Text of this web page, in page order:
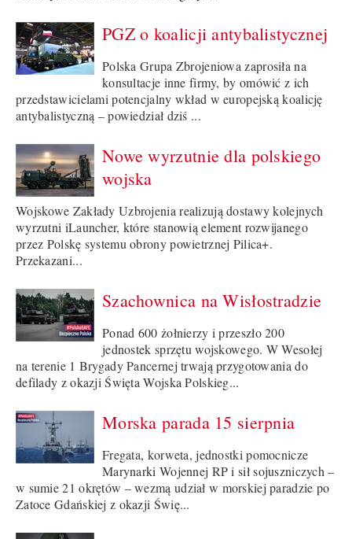
PGZ o koalicji antybalistycznej
Polska Grupa Zbrojeniowa zaprosiła na
konsultacje inne firmy, by omówić z ich
przedstawicielami potencjalny wkład w europejską koalicję
antybalistyczną – powiedział dziś ...
Nowe wyrzutnie dla polskiego
wojska
Wojskowe Zakłady Uzbrojenia realizują dostawy kolejnych
wyrzutni iLauncher, które stanowią element rozwijanego
przez Polskę systemu obrony powietrznej Pilica+.
Przekazani...
Szachownica na Wisłostradzie
Ponad 600 żołnierzy i przeszło 200
jednostek sprzętu wojskowego. W Wesołej
na terenie 1 Brygady Pancernej trwają przygotowania do
defilady z okazji Święta Wojska Polskieg...
Morska parada 15 sierpnia
Fregata, korweta, jednostki pomocnicze
Marynarki Wojennej RP i sił sojuszniczych –
w sumie 21 okrętów – wezmą udział w morskiej paradzie po
Zatoce Gdańskiej z okazji Świę...